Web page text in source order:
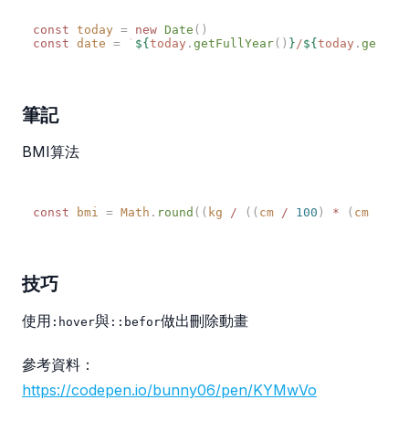
const today = new Date
const date = ` ${today . getFullYear() } /${today .
筆記
BMI算法
const bmi = Math . round (( kg / (( cm / 100 ) * ( cm
技巧
使用 :hover與 ::befor做出刪除動畫
參考資料：
https://codepen.io/bunny06/pen/KYMwVo